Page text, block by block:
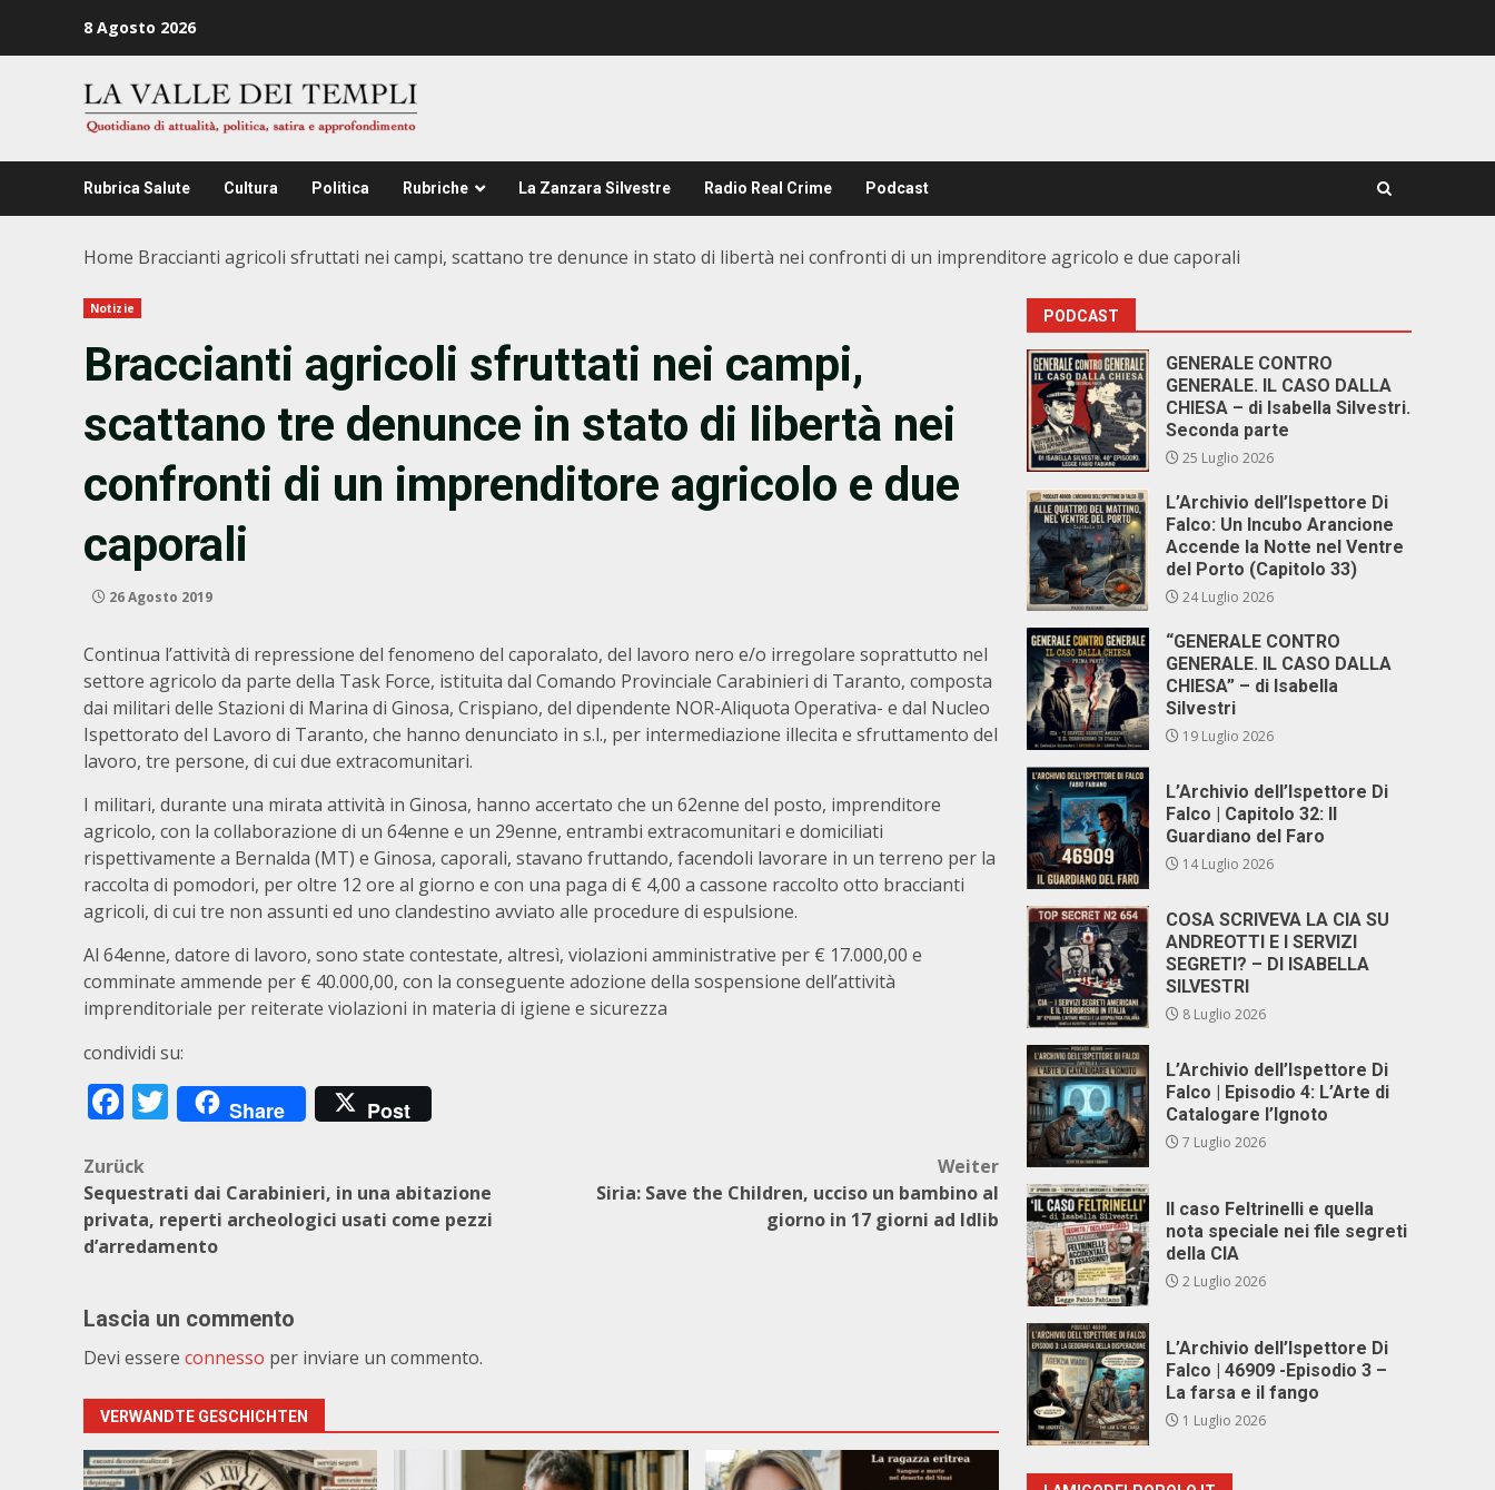
8 Agosto 2026
Rubrica Salute Cultura Politica Rubriche La Zanzara Silvestre Radio Real Crime Podcast
Home Braccianti agricoli sfruttati nei campi, scattano tre denunce in stato di libertà nei confronti di un imprenditore agricolo e due caporali
Notizie
Braccianti agricoli sfruttati nei campi,
scattano tre denunce in stato di libertà nei
confronti di un imprenditore agricolo e due
caporali
26 Agosto 2019
Continua l’attività di repressione del fenomeno del caporalato, del lavoro nero e/o irregolare soprattutto nel
settore agricolo da parte della Task Force, istituita dal Comando Provinciale Carabinieri di Taranto, composta
dai militari delle Stazioni di Marina di Ginosa, Crispiano, del dipendente NOR-Aliquota Operativa- e dal Nucleo
Ispettorato del Lavoro di Taranto, che hanno denunciato in s.l., per intermediazione illecita e sfruttamento del
lavoro, tre persone, di cui due extracomunitari.
I militari, durante una mirata attività in Ginosa, hanno accertato che un 62enne del posto, imprenditore
agricolo, con la collaborazione di un 64enne e un 29enne, entrambi extracomunitari e domiciliati
rispettivamente a Bernalda (MT) e Ginosa, caporali, stavano fruttando, facendoli lavorare in un terreno per la
raccolta di pomodori, per oltre 12 ore al giorno e con una paga di € 4,00 a cassone raccolto otto braccianti
agricoli, di cui tre non assunti ed uno clandestino avviato alle procedure di espulsione.
Al 64enne, datore di lavoro, sono state contestate, altresì, violazioni amministrative per € 17.000,00 e
comminate ammende per € 40.000,00, con la conseguente adozione della sospensione dell’attività
imprenditoriale per reiterate violazioni in materia di igiene e sicurezza
condividi su:
Facebook
Twitter
Share Post
Beitragsnavigation
Zurück
Sequestrati dai Carabinieri, in una abitazione
privata, reperti archeologici usati come pezzi
d’arredamento
Weiter
Siria: Save the Children, ucciso un bambino al
giorno in 17 giorni ad Idlib
Lascia un commento
Devi essere connesso per inviare un commento.
VERWANDTE GESCHICHTEN
PODCAST
GENERALE CONTRO
GENERALE. IL CASO DALLA
CHIESA – di Isabella Silvestri.
Seconda parte
25 Luglio 2026
L’Archivio dell’Ispettore Di
Falco: Un Incubo Arancione
Accende la Notte nel Ventre
del Porto (Capitolo 33)
24 Luglio 2026
“GENERALE CONTRO
GENERALE. IL CASO DALLA
CHIESA” – di Isabella
Silvestri
19 Luglio 2026
L’Archivio dell’Ispettore Di
Falco | Capitolo 32: Il
Guardiano del Faro
14 Luglio 2026
COSA SCRIVEVA LA CIA SU
ANDREOTTI E I SERVIZI
SEGRETI? – DI ISABELLA
SILVESTRI
8 Luglio 2026
L’Archivio dell’Ispettore Di
Falco | Episodio 4: L’Arte di
Catalogare l’Ignoto
7 Luglio 2026
Il caso Feltrinelli e quella
nota speciale nei file segreti
della CIA
2 Luglio 2026
L’Archivio dell’Ispettore Di
Falco | 46909 -Episodio 3 –
La farsa e il fango
1 Luglio 2026